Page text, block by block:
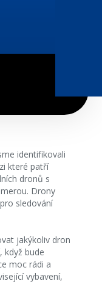
identifikovali
které patří
dronů s
Drony
sledování
jakýkoliv dron
když bude
moc rádi a
vybavení,